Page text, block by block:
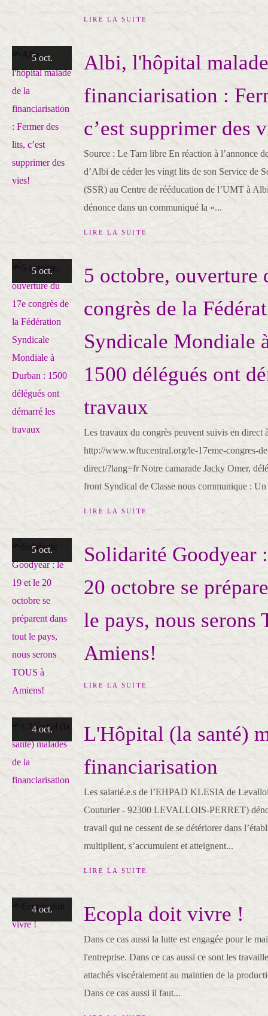
LIRE LA SUITE
5 oct.
Albi, l'hôpital
financiarisation :
c’est supprimer des
Source : Le Tarn libre En réaction à l’annonce
d’Albi de céder les vingt lits de son Service de
(SSR) au Centre de rééducation de l’UMT à
dénonce dans un communiqué la «...
LIRE LA SUITE
5 oct.
5 octobre, ouverture
congrès de la
Syndicale Mondiale
1500 délégués ont
travaux
Les travaux du congrès peuvent suivis en direct
http://www.wftucentral.org/le-17eme-congres-
direct/?lang=fr Notre camarade Jacky Omer,
front Syndical de Classe nous communique : Un
LIRE LA SUITE
5 oct.
Solidarité Goodyear
20 octobre se
le pays, nous serons
Amiens!
LIRE LA SUITE
4 oct.
L'Hôpital (la santé)
financiarisation
Les salarié.e.s de l’EHPAD KLESIA de
Couturier - 92300 LEVALLOIS-PERRET)
travail qui ne cessent de se détériorer dans
multiplient, s’accumulent et atteignent...
LIRE LA SUITE
4 oct. Ecopla doit vivre !
Dans ce cas aussi la lutte est engagée pour le
l'entreprise. Dans ce cas aussi ce sont les
attachés viscéralement au maintien de la
Dans ce cas aussi il faut...